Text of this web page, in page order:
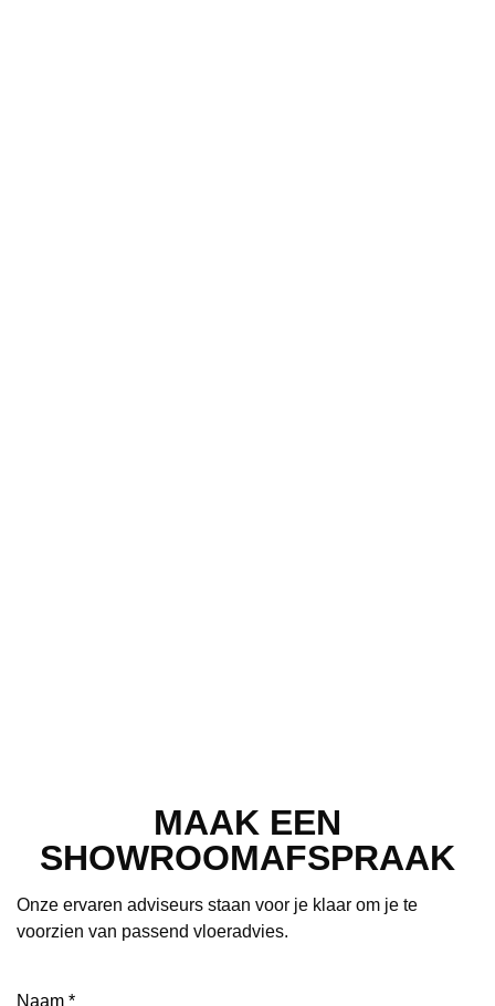
MAAK EEN
SHOWROOMAFSPRAAK
Onze ervaren adviseurs staan voor je klaar om je te
voorzien van passend vloeradvies.
Naam (Vereist)